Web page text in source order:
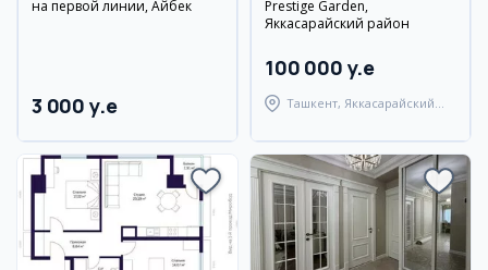
на первой линии, Айбек
3 000 y.e
Prestige Garden,
Яккасарайский район
100 000 y.e
Ташкент, Яккасарайский